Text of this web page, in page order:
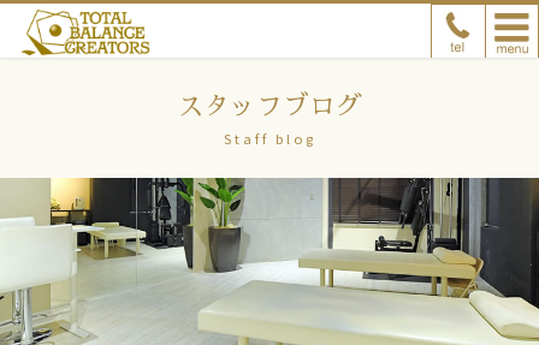
スタッフブログ
Staff blog